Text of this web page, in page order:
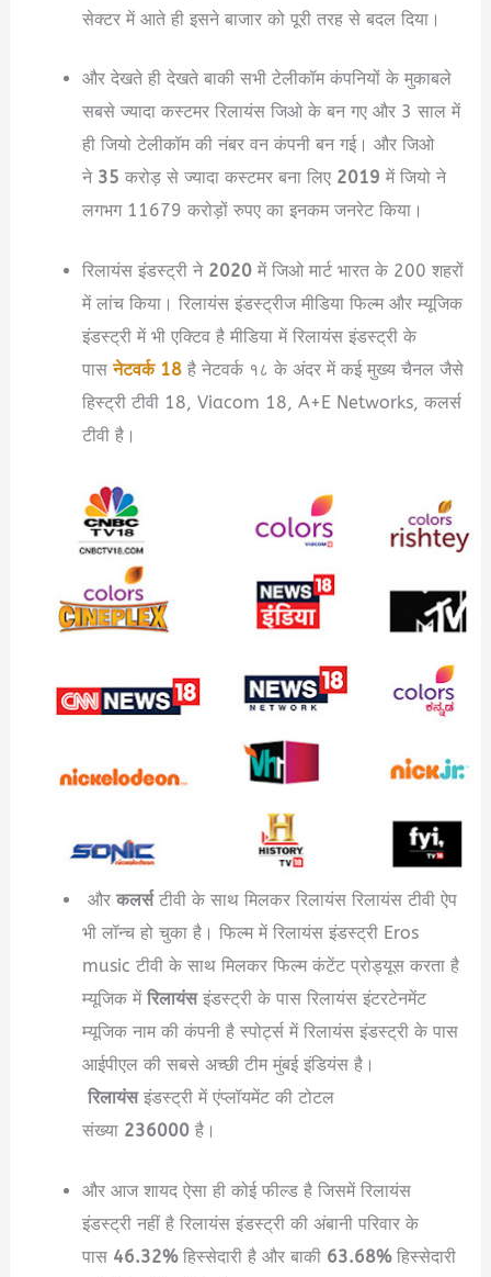
सेक्टर में आते ही इसने बाजार को पूरी तरह से बदल दिया।
और देखते ही देखते बाकी सभी टेलीकॉम कंपनियों के मुकाबले
सबसे ज्यादा कस्टमर रिलायंस जिओ के बन गए और 3 साल में
ही जियो टेलीकॉम की नंबर वन कंपनी बन गई। और जिओ
ने35 करोड़ से ज्यादा कस्टमर बना लिए 2019 में जियो ने
लगभग 11679 करोड़ों रुपए का इनकम जनरेट किया।
रिलायंस इंडस्ट्री ने 2020में जिओ मार्ट भारत के 200 शहरों
में लांच किया। रिलायंस इंडस्ट्रीज मीडिया फिल्म और म्यूजिक
इंडस्ट्री में भी एक्टिव है मीडिया में रिलायंस इंडस्ट्री के
पासनेटवर्क 18है नेटवर्क १८ के अंदर में कई मुख्य चैनल जैसे
हिस्ट्री टीवी 18, Viacom 18, A+E Networks, कलर्स
टीवी है।
और कलर्स टीवी के साथ मिलकर रिलायंस रिलायंस टीवी ऐप
भी लॉन्च हो चुका है। फिल्म में रिलायंस इंडस्ट्री Eros
music टीवी के साथ मिलकर फिल्म कंटेंट प्रोड्यूस करता है
म्यूजिक में रिलायंसइंडस्ट्री के पास रिलायंस इंटरटेनमेंट
म्यूजिक नाम की कंपनी है स्पोर्ट्स में रिलायंस इंडस्ट्री के पास
आईपीएल की सबसे अच्छी टीम मुंबई इंडियंस है।
रिलायंसइंडस्ट्री में एंप्लॉयमेंट की टोटल
संख्या236000है।
और आज शायद ऐसा ही कोई फील्ड है जिसमें रिलायंस
इंडस्ट्री नहीं है रिलायंस इंडस्ट्री की अंबानी परिवार के
पास 46.32%हिस्सेदारी है और बाकी 63.68%हिस्सेदारी